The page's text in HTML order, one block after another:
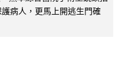
病人，更馬上開逃生門確